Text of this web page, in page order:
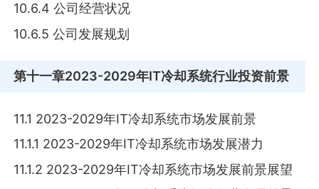
10.6.4 公司经营状况
10.6.5 公司发展规划
第十一章2023-2029年IT冷却系统行业投资前景
11.1 2023-2029年IT冷却系统市场发展前景
11.1.1 2023-2029年IT冷却系统市场发展潜力
11.1.2 2023-2029年IT冷却系统市场发展前景展望